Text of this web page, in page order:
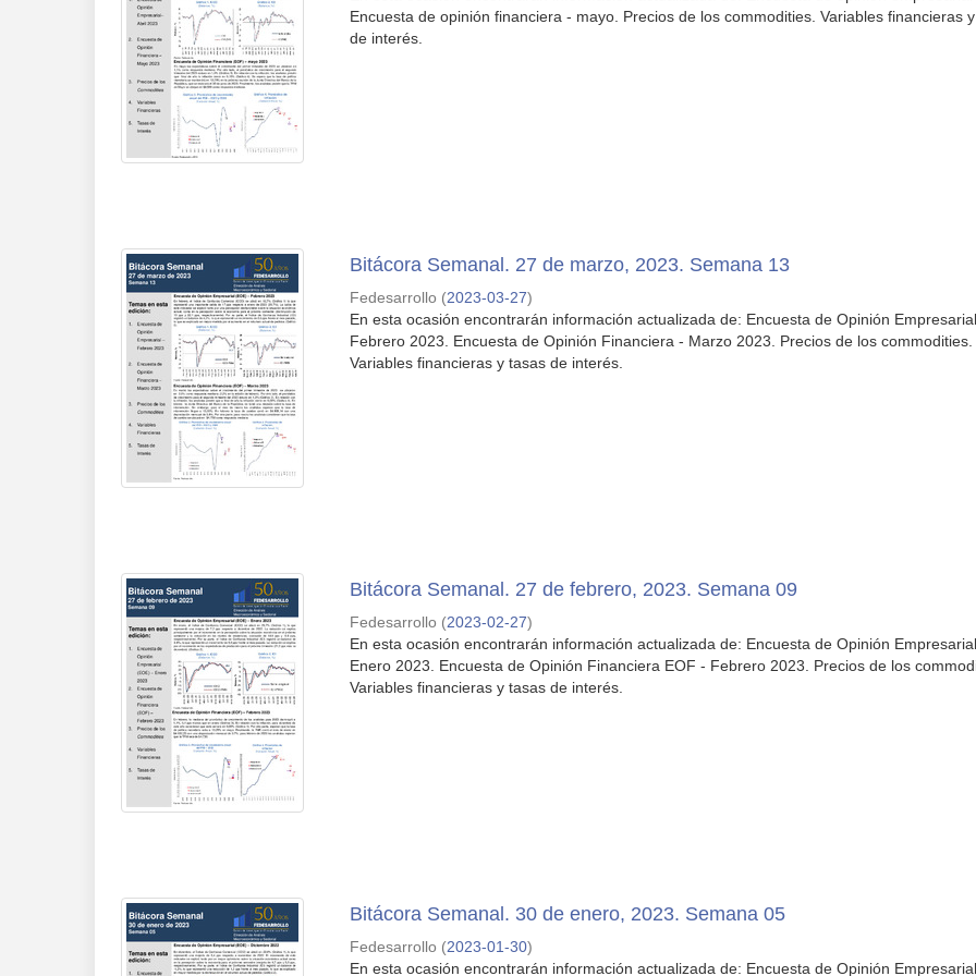
Encuesta de opinión financiera - mayo. Precios de los commodities. Variables financieras
de interés.
Bitácora Semanal. 27 de marzo, 2023. Semana 13
Fedesarrollo (2023-03-27)
En esta ocasión encontrarán información actualizada de: Encuesta de Opinión
Febrero 2023. Encuesta de Opinión Financiera - Marzo 2023. Precios de los commodities.
Variables financieras y tasas de interés.
Bitácora Semanal. 27 de febrero, 2023. Semana 09
Fedesarrollo (2023-02-27)
En esta ocasión encontrarán información actualizada de: Encuesta de Opinión
Enero 2023. Encuesta de Opinión Financiera EOF - Febrero 2023. Precios de los
Variables financieras y tasas de interés.
Bitácora Semanal. 30 de enero, 2023. Semana 05
Fedesarrollo (2023-01-30)
En esta ocasión encontrarán información actualizada de: Encuesta de Opinión